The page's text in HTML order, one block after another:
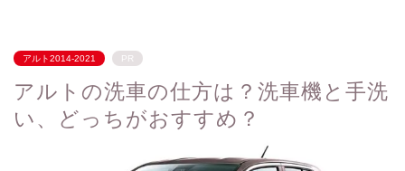
アルト2014-2021 PR
アルトの洗車の仕方は？洗車機と手洗
い、どっちがおすすめ？